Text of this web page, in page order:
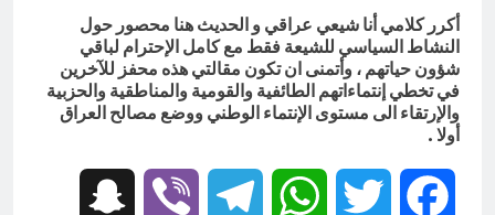
أكرر كلامي أنا شيعي عراقي و الحديث هنا محصور حول
النشاط السياسي للشيعة فقط مع كامل الإحترام لباقي
شؤون حياتهم ، وأتمنى ان تكون مقالتي هذه محفز للآخرين
في تخطي إنتماءاتهم الطائفية والقومية والمناطقية والحزبية
والإرتقاء الى مستوى الإنتماء الوطني ووضع مصالح العراق
أولا .
Facebook
Twitter
WhatsApp
Telegram
Viber